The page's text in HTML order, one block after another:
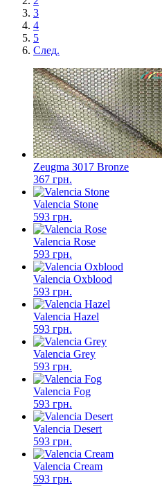
3
4
5
След.
Zeugma 3017 Bronze
367 грн.
Valencia Stone
593 грн.
Valencia Rose
593 грн.
Valencia Oxblood
593 грн.
Valencia Hazel
593 грн.
Valencia Grey
593 грн.
Valencia Fog
593 грн.
Valencia Desert
593 грн.
Valencia Cream
593 грн.